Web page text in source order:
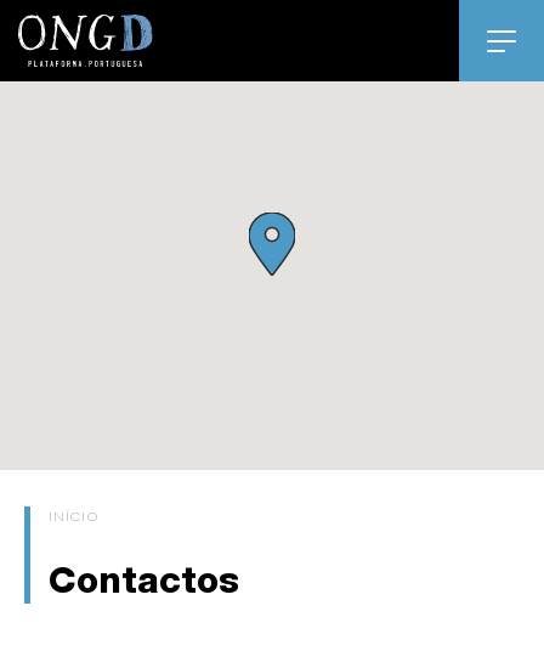
INÍCIO
Contactos